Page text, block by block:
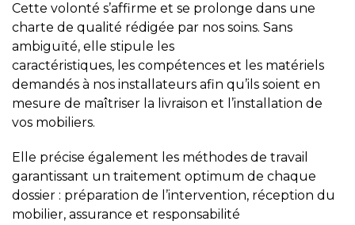
Cette volonté s’affirme et se prolonge dans une
charte de qualité rédigée par nos soins. Sans
ambiguïté, elle stipule les
caractéristiques, les compétences et les matériels
demandés à nos installateurs afin qu’ils soient en
mesure de maîtriser la livraison et l’installation de
vos mobiliers.
Elle précise également les méthodes de travail
garantissant un traitement optimum de chaque
dossier : préparation de l’intervention, réception du
mobilier, assurance et responsabilité